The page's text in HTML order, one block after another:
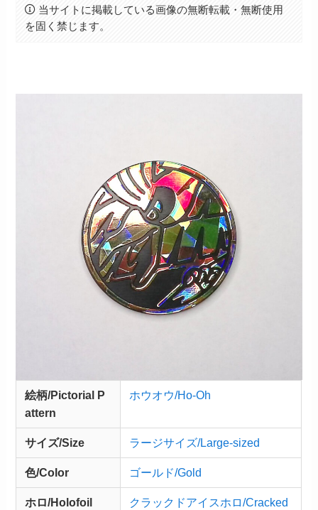
当サイトに掲載している画像の無断転載・無断使用
を固く禁じます。
絵柄/Pictorial P
attern
ホウオウ/Ho-Oh
サイズ/Size ラージサイズ/Large-sized
色/Color ゴールド/Gold
ホロ/Holofoil
クラックドアイスホロ/Cracked